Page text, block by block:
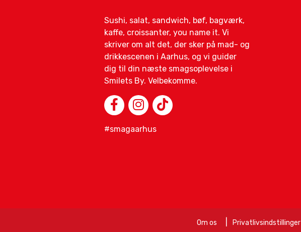
Sushi, salat, sandwich, bøf, bagværk,
kaffe, croissanter, you name it. Vi
skriver om alt det, der sker på mad- og
drikkescenen i Aarhus, og vi guider
dig til din næste smagsoplevelse i
Smilets By. Velbekomme.
#smagaarhus
Om os Privatlivsindstillinger